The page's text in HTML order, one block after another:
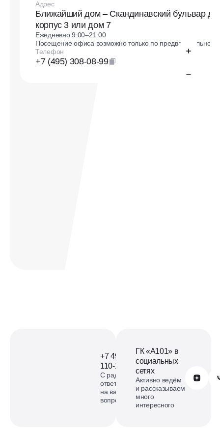
Адрес
Ближайший дом – Скандинавский бульвар
корпус 3 или дом 7
Ежедневно 9:00–21:00
Посещение офиса возможно только по предварительной
Телефон
+7 (495) 308-08-99
+7 499
110-18-73
С радостью
ответим
на ваши
вопросы
Обратиться в А101
ГК «А101» в
социальных
сетях
Активно ведём
и рассказываем
много
интересного